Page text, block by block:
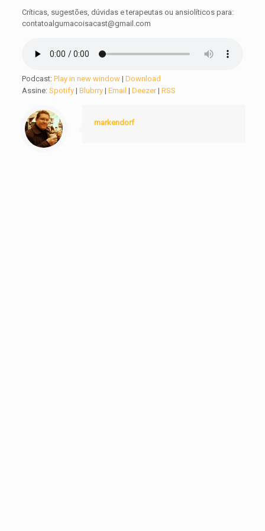
Críticas, sugestões, dúvidas e terapeutas ou ansiolíticos para:
contatoalgumacoisacast@gmail.com
Podcast:Play in new window |Download
Assine:Spotify |Blubrry |Email |Deezer|RSS
markendorf